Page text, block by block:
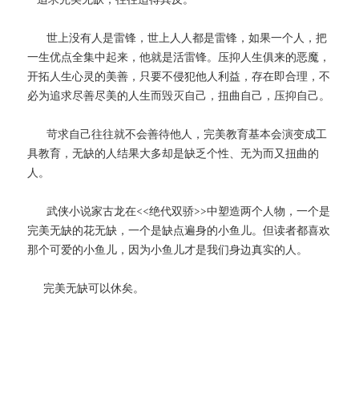
世上没有人是雷锋，世上人人都是雷锋，如果一个人，把
一生优点全集中起来，他就是活雷锋。压抑人生俱来的恶魔，
开拓人生心灵的美善，只要不侵犯他人利益，存在即合理，不
必为追求尽善尽美的人生而毁灭自己，扭曲自己，压抑自己。
苛求自己往往就不会善待他人，完美教育基本会演变成工
具教育，无缺的人结果大多却是缺乏个性、无为而又扭曲的
人。
武侠小说家古龙在<<绝代双骄>>中塑造两个人物，一个是
完美无缺的花无缺，一个是缺点遍身的小鱼儿。但读者都喜欢
那个可爱的小鱼儿，因为小鱼儿才是我们身边真实的人。
完美无缺可以休矣。